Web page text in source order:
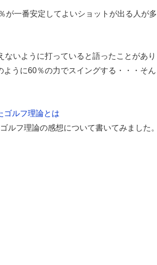
が一番安定してよいショットが出る人が多
いように打っていると語ったことがあり
うに60％の力でスイングする・・・そん
ゴルフ理論とは
ルフ理論の感想について書いてみました。